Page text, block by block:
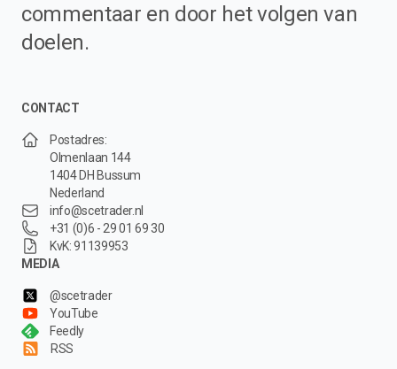
commentaar en door het volgen van
doelen.
CONTACT
Postadres:
Olmenlaan 144
1404 DH Bussum
Nederland
info@scetrader.nl
+31 (0)6 - 29 01 69 30
KvK: 91139953
MEDIA
@scetrader
YouTube
Feedly
RSS